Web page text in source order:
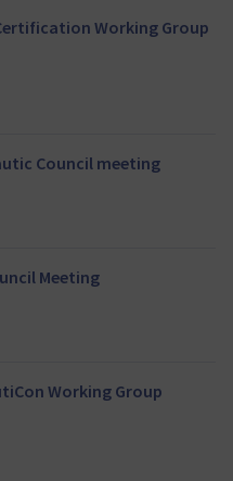
Working Group
Council meeting
Meeting
Working Group